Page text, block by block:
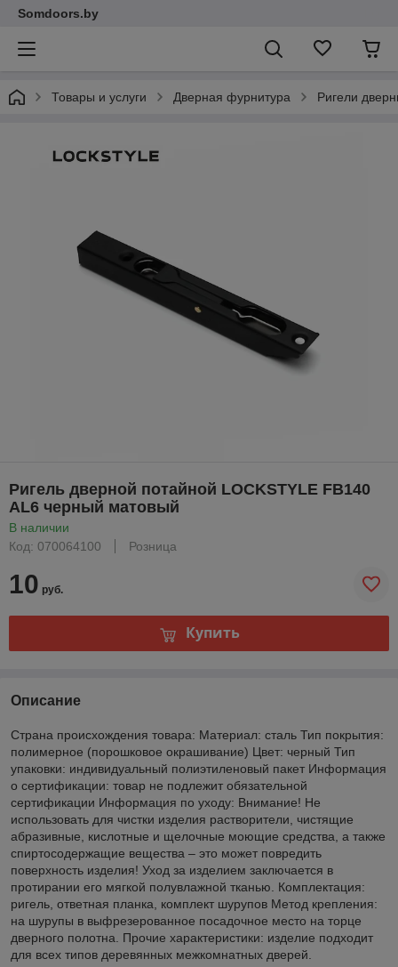
Somdoors.by
Товары и услуги Дверная фурнитура Ригели
Ригель дверной потайной LOCKSTYLE FB140
AL6 черный матовый
В наличии
Код: 070064100
Розница
10 руб.
Купить
Описание
Страна происхождения товара: Материал: сталь Тип покрытия:
полимерное (порошковое окрашивание) Цвет: черный Тип
упаковки: индивидуальный полиэтиленовый пакет Информация
о сертификации: товар не подлежит обязательной
сертификации Информация по уходу: Внимание! Не
использовать для чистки изделия растворители, чистящие
абразивные, кислотные и щелочные моющие средства, а также
спиртосодержащие вещества – это может повредить
поверхность изделия! Уход за изделием заключается в
протирании его мягкой полувлажной тканью. Комплектация:
ригель, ответная планка, комплект шурупов Метод крепления:
на шурупы в выфрезерованное посадочное место на торце
дверного полотна. Прочие характеристики: изделие подходит
для всех типов деревянных межкомнатных дверей.